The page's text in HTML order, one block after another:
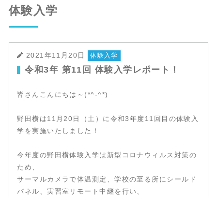
体験入学
2021年11月20日 体験入学
令和3年 第11回 体験入学レポート！
皆さんこんにちは～(*^-^*)
野田横は11月20日（土）に令和3年度11回目の体験入
学を実施いたしました！
今年度の野田横体験入学は新型コロナウィルス対策の
ため、
サーマルカメラで体温測定、学校の至る所にシールド
パネル、実習室リモート中継を行い、